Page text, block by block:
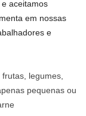
aceitamos
em nossas
e